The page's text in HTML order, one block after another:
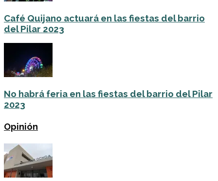
Café Quijano actuará en las fiestas del barrio
del Pilar 2023
No habrá feria en las fiestas del barrio del Pilar
2023
Opinión